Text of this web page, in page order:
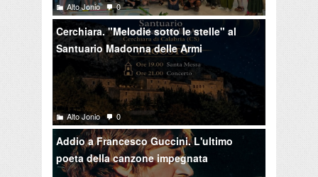
Alto Jonio 0
Cerchiara. "Melodie sotto le stelle" al
Santuario Madonna delle Armi
Alto Jonio 0
Addio a Francesco Guccini. L'ultimo
poeta della canzone impegnata